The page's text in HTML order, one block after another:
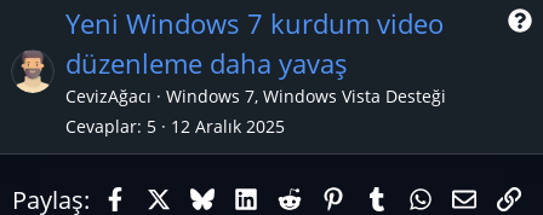
S
Yeni Windows 7 kurdum video
düzenleme daha yavaş
CevizAğacı
Windows 7, Windows Vista Desteği
Cevaplar 5 12 Aralık 2025
Paylaş: FacebookX (Twitter)
BlueskyLinkedIn
RedditPinterestTumblrE-